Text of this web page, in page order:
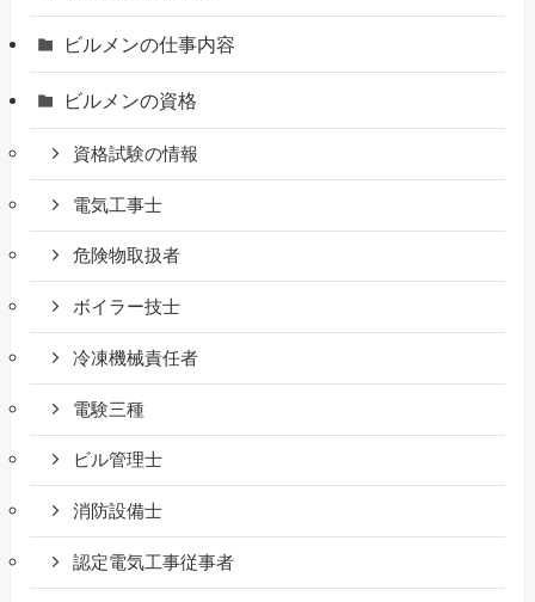
ビルメンの仕事内容
ビルメンの資格
資格試験の情報
電気工事士
危険物取扱者
ボイラー技士
冷凍機械責任者
電験三種
ビル管理士
消防設備士
認定電気工事従事者